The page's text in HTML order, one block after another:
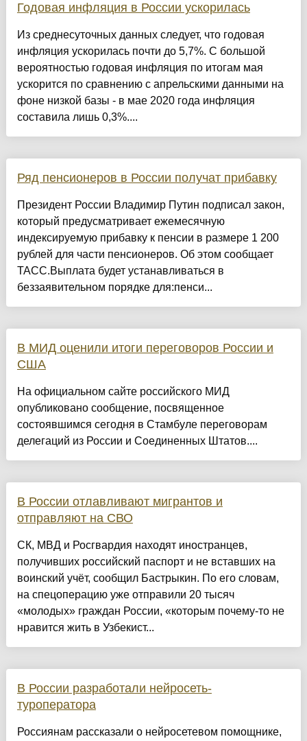
Годовая инфляция в России ускорилась
Из среднесуточных данных следует, что годовая
инфляция ускорилась почти до 5,7%. С большой
вероятностью годовая инфляция по итогам мая
ускорится по сравнению с апрельскими данными на
фоне низкой базы - в мае 2020 года инфляция
составила лишь 0,3%....
Ряд пенсионеров в России получат прибавку
Президент России Владимир Путин подписал закон,
который предусматривает ежемесячную
индексируемую прибавку к пенсии в размере 1 200
рублей для части пенсионеров. Об этом сообщает
ТАСС.Выплата будет устанавливаться в
беззаявительном порядке для:пенси...
В МИД оценили итоги переговоров России и
США
На официальном сайте российского МИД
опубликовано сообщение, посвященное
состоявшимся сегодня в Стамбуле переговорам
делегаций из России и Соединенных Штатов....
В России отлавливают мигрантов и
отправляют на СВО
СК, МВД и Росгвардия находят иностранцев,
получивших российский паспорт и не вставших на
воинский учёт, сообщил Бастрыкин. По его словам,
на спецоперацию уже отправили 20 тысяч
«молодых» граждан России, «которым почему-то не
нравится жить в Узбекист...
В России разработали нейросеть-
туроператора
Россиянам рассказали о нейросетевом помощнике,